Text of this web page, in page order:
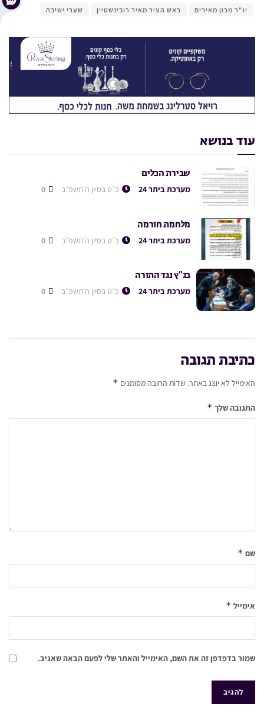
יו"ר מכון מאירים ראש העיר מאיר רובינשטיין שערי ישיבה
עוד בנושא
שבירת הכלים
מערכת ביתר 24 כ״ט בסיון ה׳תשפ״ב
מלחמת חורמה
מערכת ביתר 24 כ״ט בסיון ה׳תשפ״ב
בג”ץ נגד התורה
מערכת ביתר 24 כ״ט בסיון ה׳תשפ״ב
כתיבת תגובה
האימייל לא יוצג באתר. שדות החובה מסומנים *
התגובה שלך *
שם *
אימייל *
שמור בדפדפן זה את השם, האימייל והאתר שלי לפעם הבאה שאגיב.